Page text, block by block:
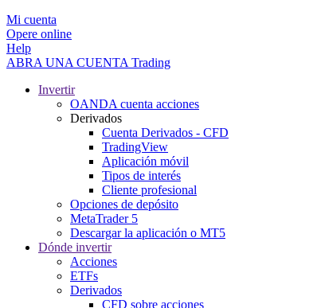
Mi cuenta
Opere online
Help
ABRA UNA CUENTA Trading
Invertir
OANDA cuenta acciones
Derivados
Cuenta Derivados - CFD
TradingView
Aplicación móvil
Tipos de interés
Cliente profesional
Opciones de depósito
MetaTrader 5
Descargar la aplicación o MT5
Dónde invertir
Acciones
ETFs
Derivados
CFD sobre acciones